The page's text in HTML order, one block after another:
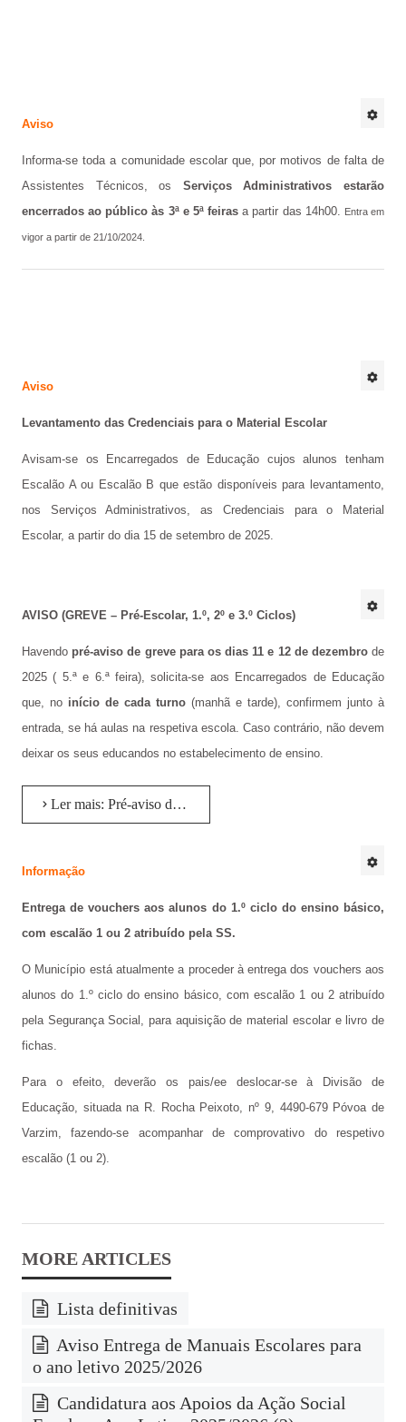
Avaliação externa 1.º Ciclo Avaliativo
Avaliação externa 2.º Ciclo Avaliativo
Jornal FGnotícias
Programa de voluntariado por docentes aposentados
ALUNOS
Seguro Escolar
Política de Privacidade e Proteção de Dados Pessoais
Matrículas 2024/2025
Escola Digital - Kit Digital
E-mail institucional
Acesso ao GIAE
Cartão do aluno
Carregar cartão - online
Arquivo de Provas e Exames
NOTÍCIAS
Podcasts
Jornal Online - FGnotícias
@flavio_AEDFG
Aviso
Informa-se toda a comunidade escolar que, por motivos de falta de
Assistentes Técnicos, os Serviços Administrativos estarão
encerrados ao público às 3ª e 5ª feiras a partir das 14h00. Entra em
vigor a partir de 21/10/2024.
Aviso
Levantamento das Credenciais para o Material Escolar
Avisam-se os Encarregados de Educação cujos alunos tenham
Escalão A ou Escalão B que estão disponíveis para levantamento,
nos Serviços Administrativos, as Credenciais para o Material
Escolar, a partir do dia 15 de setembro de 2025.
AVISO (GREVE – Pré-Escolar, 1.º, 2º e 3.º Ciclos)
Havendo pré-aviso de greve para os dias 11 e 12 de dezembrode
2025 ( 5.ª e 6.ª feira), solicita-se aos Encarregados de Educação
que, no início de cada turno (manhã e tarde), confirmem junto à
entrada, se há aulas na respetiva escola. Caso contrário, não devem
deixar os seus educandos no estabelecimento de ensino.
Ler mais: Pré-aviso de greve para os dias 11 e 12 de dezembro
Informação
Entrega de vouchers aos alunos do 1.º ciclo do ensino básico,
com escalão 1 ou 2 atribuído pela SS.
O Município está atualmente a proceder à entrega dos vouchers aos
alunos do 1.º ciclo do ensino básico, com escalão 1 ou 2 atribuído
pela Segurança Social, para aquisição de material escolar e livro de
fichas.
Para o efeito, deverão os pais/ee deslocar-se à Divisão de
Educação, situada na R. Rocha Peixoto, nº 9, 4490-679 Póvoa de
Varzim, fazendo-se acompanhar de comprovativo do respetivo
escalão (1 ou 2).
Lista definitivas
Aviso Entrega de Manuais Escolares para
o ano letivo 2025/2026
Candidatura aos Apoios da Ação Social